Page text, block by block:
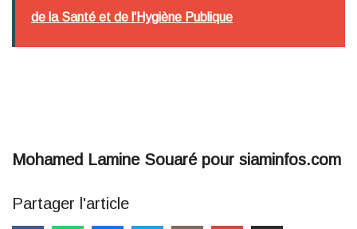
de la Santé et de l'Hygiène Publique
Mohamed Lamine Souaré pour siaminfos.com
Partager l'article